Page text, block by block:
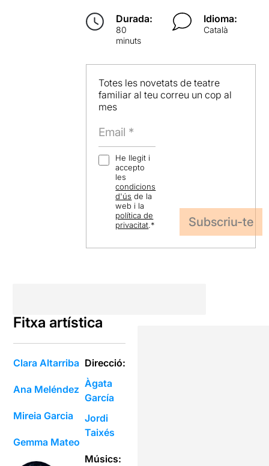
Durada:
80
minuts
Idioma:
Català
Totes les novetats de teatre
familiar al teu correu un cop al
mes
He llegit i
accepto
les
condicions
d'ús de la
web i la
política de
privacitat.*
Fitxa artística
Clara Altarriba
Ana Meléndez
Mireia Garcia
Gemma Mateo
Direcció:
Àgata
García
Jordi
Taixés
Músics: